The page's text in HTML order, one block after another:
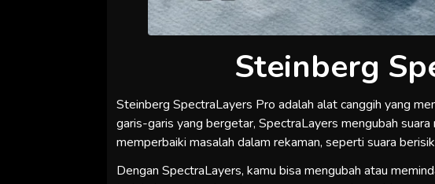
Steinberg
Steinberg SpectraLayers Pro adalah alat canggih yang
garis-garis yang bergetar, SpectraLayers mengubah
memperbaiki masalah dalam rekaman, seperti suara
Dengan SpectraLayers, kamu bisa mengubah atau